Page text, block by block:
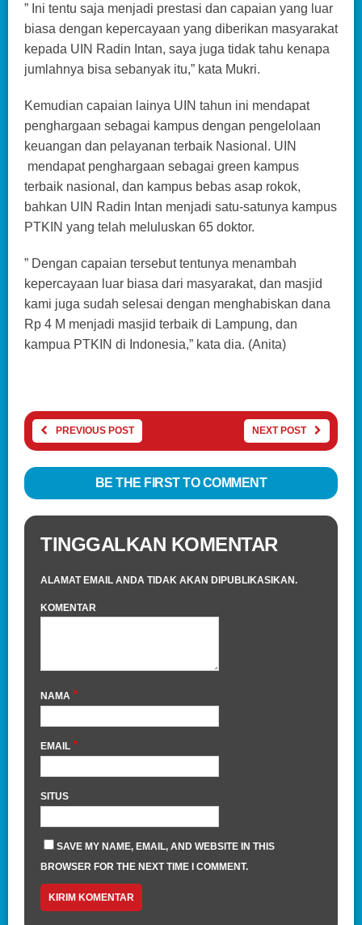
” Ini tentu saja menjadi prestasi dan capaian yang luar
biasa dengan kepercayaan yang diberikan masyarakat
kepada UIN Radin Intan, saya juga tidak tahu kenapa
jumlahnya bisa sebanyak itu,” kata Mukri.
Kemudian capaian lainya UIN tahun ini mendapat
penghargaan sebagai kampus dengan pengelolaan
keuangan dan pelayanan terbaik Nasional. UIN
mendapat penghargaan sebagai green kampus
terbaik nasional, dan kampus bebas asap rokok,
bahkan UIN Radin Intan menjadi satu-satunya kampus
PTKIN yang telah meluluskan 65 doktor.
” Dengan capaian tersebut tentunya menambah
kepercayaan luar biasa dari masyarakat, dan masjid
kami juga sudah selesai dengan menghabiskan dana
Rp 4 M menjadi masjid terbaik di Lampung, dan
kampua PTKIN di Indonesia,” kata dia. (Anita)
PREVIOUS POST NEXT POST
BE THE FIRST TO COMMENT
TINGGALKAN KOMENTAR
ALAMAT EMAIL ANDA TIDAK AKAN DIPUBLIKASIKAN.
KOMENTAR
NAMA *
EMAIL *
SITUS
SAVE MY NAME, EMAIL, AND WEBSITE IN THIS
BROWSER FOR THE NEXT TIME I COMMENT.